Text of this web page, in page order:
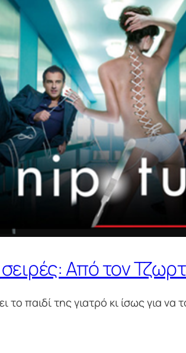
σειρές: Από τον
παιδί της γιατρό κι ίσως για